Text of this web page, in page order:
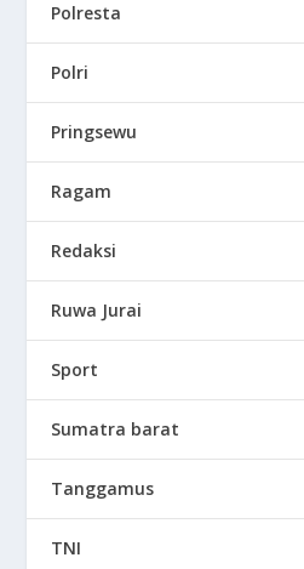
Polresta
Polri
Pringsewu
Ragam
Redaksi
Ruwa Jurai
Sport
Sumatra barat
Tanggamus
TNI